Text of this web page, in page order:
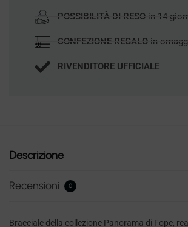
POSSIBILITÀ DI RESO in 14
CONFEZIONE REGALOin
RIVENDITORE UFFICIALE
Descrizione
Recensioni 0
Bracciale della collezione Panorama di Fope,